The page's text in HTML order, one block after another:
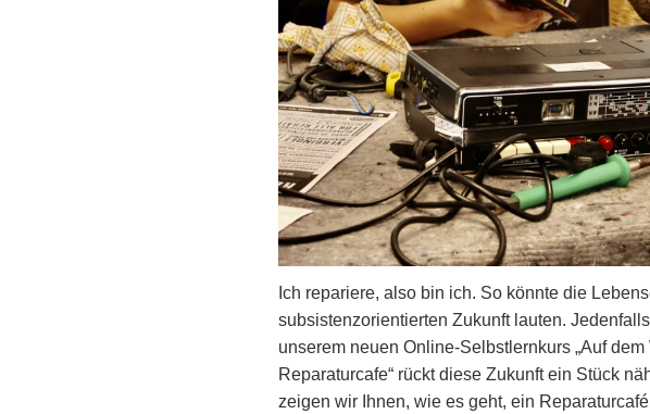
Ich repariere, also bin ich. So könnte die
subsistenzorientierten Zukunft lauten.
unserem neuen Online-Selbstlernkurs „Auf
Reparaturcafe“ rückt diese Zukunft ein Stück
zeigen wir Ihnen, wie es geht, ein